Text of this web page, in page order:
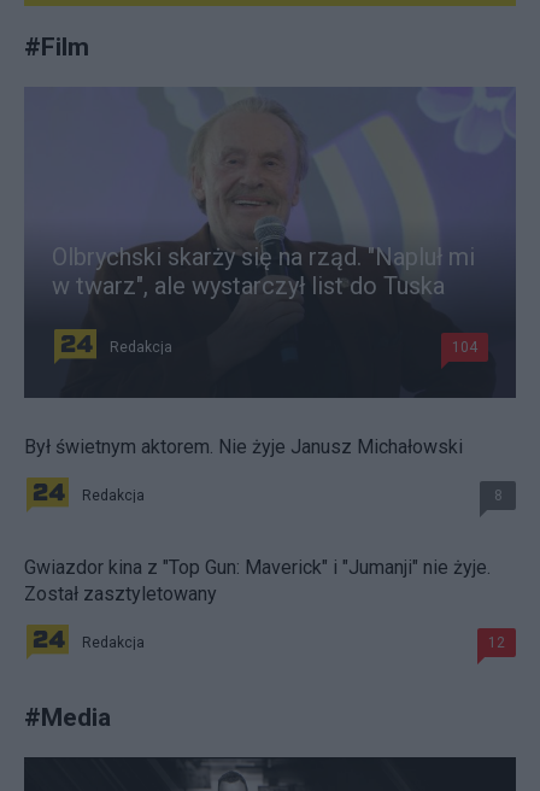
#Film
Olbrychski skarży się na rząd. "Napluł mi
w twarz", ale wystarczył list do Tuska
Redakcja 104
Był świetnym aktorem. Nie żyje Janusz Michałowski
Redakcja 8
Gwiazdor kina z "Top Gun: Maverick" i "Jumanji" nie żyje.
Został zasztyletowany
Redakcja 12
#Media